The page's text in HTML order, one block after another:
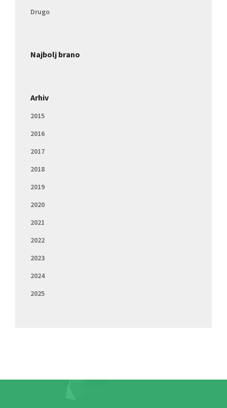
Drugo
Najbolj brano
Arhiv
2015
2016
2017
2018
2019
2020
2021
2022
2023
2024
2025